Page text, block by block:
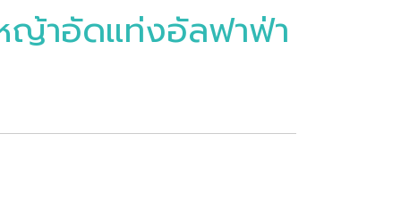
หญ้าอัดแท่งอัลฟาฟ่า